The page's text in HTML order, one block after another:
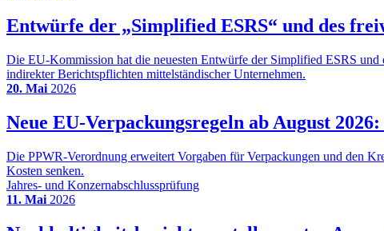
Entwürfe der „Simplified ESRS“ und des
Die EU-Kommission hat die neuesten Entwürfe der Simplified ESRS
indirekter Berichtspflichten mittelständischer Unternehmen.
20. Mai 2026
Neue EU-Verpackungsregeln ab August
Die PPWR-Verordnung erweitert Vorgaben für Verpackungen und den
Kosten senken.
Jahres- und Konzernabschlussprüfung
11. Mai 2026